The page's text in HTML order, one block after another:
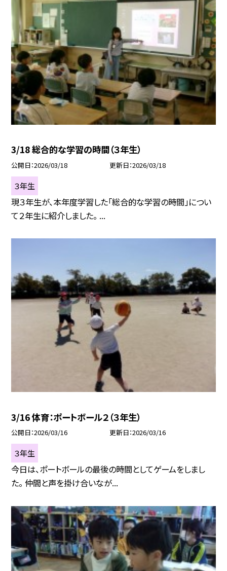
3/18 総合的な学習の時間（３年生）
公開日 2026/03/18 更新日 2026/03/18
３年生
現３年生が、本年度学習した「総合的な学習の時間」につい
て２年生に紹介しました。 ...
3/16 体育：ポートボール２（３年生）
公開日 2026/03/16 更新日 2026/03/16
３年生
今日は、ポートボールの最後の時間としてゲームをしまし
た。 仲間と声を掛け合いなが...